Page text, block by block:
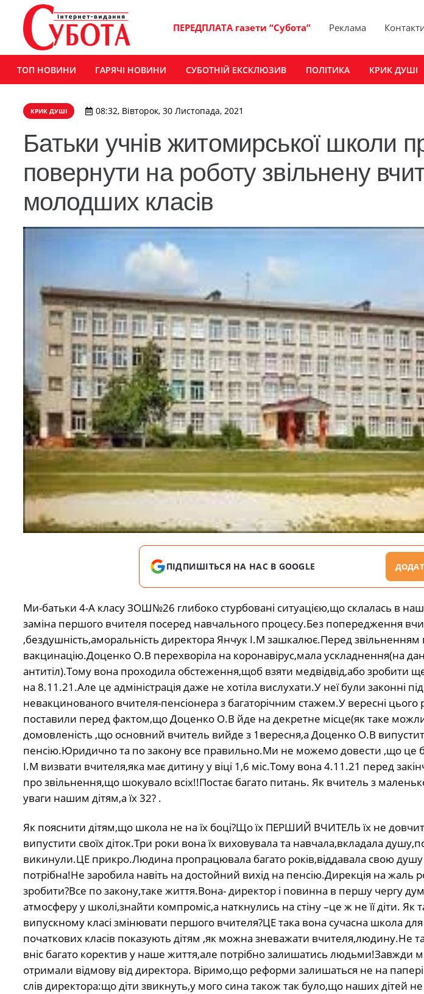
ПЕРЕДПЛАТА газети “Субота” Реклама
ТОП НОВИНИ ГАРЯЧІ НОВИНИ СУБОТНІЙ ЕКСКЛЮЗИВ ПОЛІТИКА КРИК ДУШІ
КРИК ДУШІ 08:32, Вівторок, 30 Листопада, 2021
Батьки учнів житомирської школи
повернути на роботу звільнену
молодших класів
ПІДПИШІТЬСЯ НА НАС В GOOGLE
Ми-батьки 4-А класу ЗОШ№26 глибоко стурбовані ситуацією,що склалась в
заміна першого вчителя посеред навчального процесу.Без попередження
,бездушність,аморальність директора Янчук І.М зашкалює.Перед звільненням
вакцинацію.Доценко О.В перехворіла на коронавірус,мала ускладнення(на
антитіл).Тому вона проходила обстеження,щоб взяти медвідвід,або зробити
на 8.11.21.Але це адміністрація даже не хотіла вислухати.У неї були законні
невакцинованого вчителя-пенсіонера з багаторічним стажем.У вересні
поставили перед фактом,що Доценко О.В йде на декретне місце(як таке
домовленість ,що основний вчитель вийде з 1вересня,а Доценко О.В випустить
пенсію.Юридично та по закону все правильно.Ми не можемо довести ,що це
І.М визвати вчителя,яка має дитину у віці 1,6 міс.Тому вона 4.11.21 перед
про звільнення,що шокувало всіх!!Постає багато питань. Як вчитель з
уваги нашим дітям,а їх 32? .
Як пояснити дітям,що школа не на їх боці?Що їх ПЕРШИЙ ВЧИТЕЛЬ їх не
випустити своїх діток.Три роки вона їх виховувала та навчала,вкладала
викинули.ЦЕ прикро.Людина пропрацювала багато років,віддавала свою душу
потрібна!Не заробила навіть на достойний вихід на пенсію.Дирекція на
зробити?Все по закону,таке життя.Вона- директор і повинна в першу чергу
атмосферу у школі,знайти компроміс,а наткнулись на стіну –це ж не її діти. Як
випускному класі змінювати першого вчителя?ЦЕ така вона сучасна школа
початкових класів показують дітям ,як можна зневажати вчителя,людину.Не
вніс багато коректив у наше життя,але потрібно залишатись людьми!Завжди
отримали відмову від директора. Віримо,що реформи залишаться не на
слів директора:що діти звикнуть,у мого сина також так було,що наших дітей